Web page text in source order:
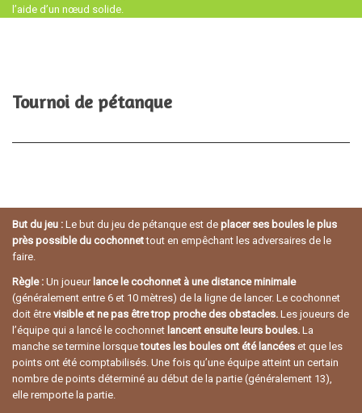
l’aide d’un nœud solide.
Tournoi de pétanque
But du jeu : Le but du jeu de pétanque est de placer ses boules le plus
près possible du cochonnet tout en empêchant les adversaires de le
faire.
Règle : Un joueur lance le cochonnet à une distance minimale
(généralement entre 6 et 10 mètres) de la ligne de lancer. Le cochonnet
doit être visible et ne pas être trop proche des obstacles. Les joueurs de
l’équipe qui a lancé le cochonnet lancent ensuite leurs boules. La
manche se termine lorsquetoutes les boules ont été lancées et que les
points ont été comptabilisés. Une fois qu’une équipe atteint un certain
nombre de points déterminé au début de la partie (généralement 13),
elle remporte la partie.